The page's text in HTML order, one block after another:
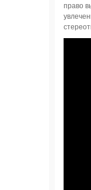
право